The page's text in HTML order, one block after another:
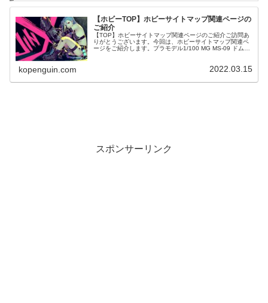
【ホビーTOP】ホビーサイトマップ関連ページの
ご紹介
【TOP】ホビーサイトマップ関連ページのご紹介ご訪問あ
りがとうございます。今回は、ホビーサイトマップ関連ペ
ージをご紹介します。プラモデル1/100 MG MS-09 ドム
kopenguin.com 2022.03.15
スポンサーリンク